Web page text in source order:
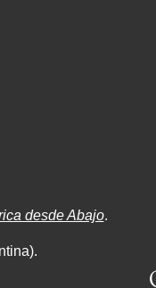
desde Abajo.